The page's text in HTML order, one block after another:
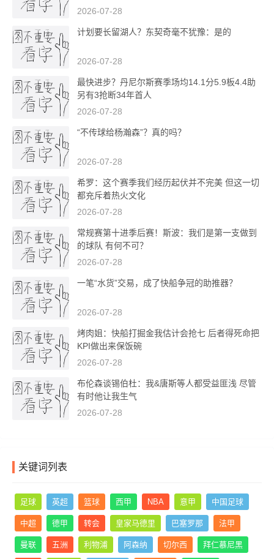
2026-07-28
计划要长留湖人？东契奇毫不犹豫：是的
2026-07-28
最快进步？丹尼尔斯赛季场均14.1分5.9板4.4助
另有3抢断34年首人
2026-07-28
“不传球给杨瀚森”？真的吗？
2026-07-28
希罗：这个赛季我们经历起伏并不完美 但这一切
都充斥着热火文化
2026-07-28
常规赛第十进季后赛！斯波：我们是第一支做到
的球队 有何不可？
2026-07-28
一笔“水货”交易，成了快船争冠的助推器？
2026-07-28
烤肉姐：快船打掘金我估计会抢七 后者得死命把
KPI做出来保饭碗
2026-07-28
布伦森谈锡伯杜：我&唐斯等人都受益匪浅 尽管
有时他让我生气
2026-07-28
关键词列表
足球 英超 篮球 西甲 NBA 意甲 中国足球
中超 德甲 转会 皇家马德里 巴塞罗那 法甲
曼联 五洲 利物浦 阿森纳 切尔西 拜仁慕尼黑